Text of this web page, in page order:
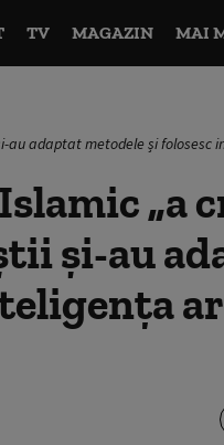
TV MAGAZIN MAI
adaptat metodele și folosesc
„a
și-au